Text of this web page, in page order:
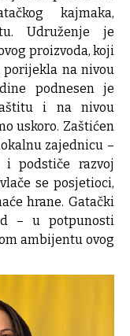
kajmaka,
Udruženje je
proizvoda, koji
porijekla na nivou
podnesen je
i na nivou
uskoro. Zaštićen
zajednicu –
i podstiče razvoj
se posjetioci,
hrane. Gatački
– u potpunosti
ambijentu ovog